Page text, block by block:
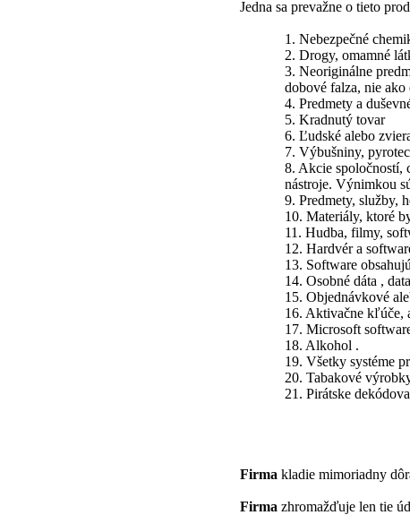
Jedna sa prevažne o tieto
1. Nebezpečné
2. Drogy, omamné
3. Neoriginálne
dobové falza, nie
4. Predmety a
5. Kradnutý tovar
6. Ľudské alebo
7. Výbušniny,
8. Akcie spoločností,
nástroje. Výnimkou
9. Predmety, služby,
10. Materiály, ktoré
11. Hudba, filmy,
12. Hardvér a
13. Software
14. Osobné dáta ,
15. Objednávkové
16. Aktivačne kľúče,
17. Microsoft
18. Alkohol .
19. Všetky systéme
20. Tabakové
21. Pirátske
Firma kladie mimoriadny
Firma zhromažďuje len tie